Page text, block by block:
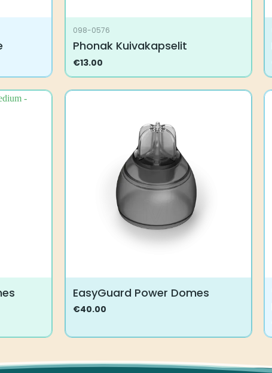
098-0576
Phonak Kuivakapselit
€13.00
EasyGuard Power Domes
€40.00
tuotteella
useampi